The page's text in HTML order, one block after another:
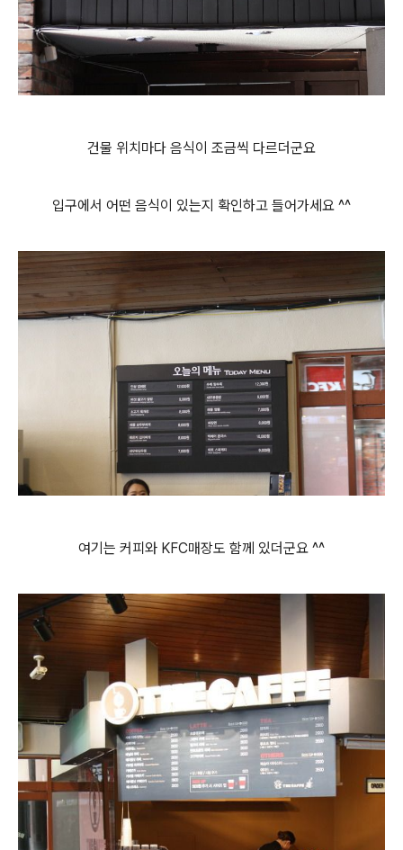
건물 위치마다 음식이 조금씩 다르더군요
입구에서 어떤 음식이 있는지 확인하고 들어가세요 ^^
여기는 커피와 KFC매장도 함께 있더군요 ^^